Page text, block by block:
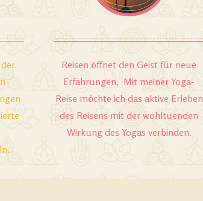
Reisen öffnet den Geist für neue
Erfahrungen. Mit meiner Yoga-
Reise möchte ich das aktive Erleben
des Reisens mit der wohltuenden
Wirkung des Yogas verbinden.